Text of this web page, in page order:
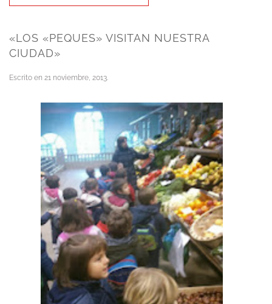
«LOS «PEQUES» VISITAN NUESTRA
CIUDAD»
Escrito en 21 noviembre, 2013